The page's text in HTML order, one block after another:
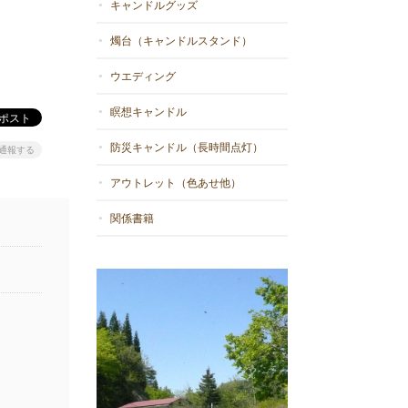
報する
キャンドルグッズ
燭台（キャンドルスタンド）
ウエディング
瞑想キャンドル
防災キャンドル（長時間点灯）
アウトレット（色あせ他）
関係書籍